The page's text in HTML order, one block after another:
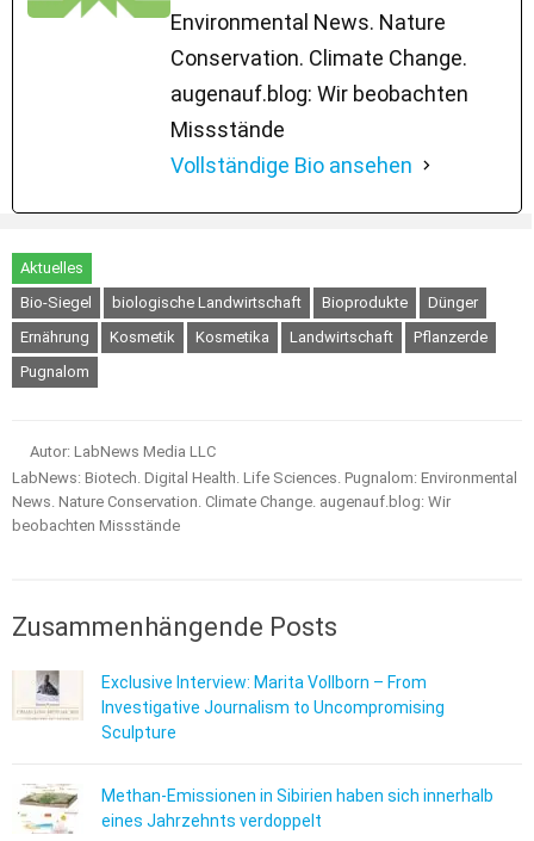
Environmental News. Nature
Conservation. Climate Change.
augenauf.blog: Wir beobachten
Missstände
Vollständige Bio ansehen
Aktuelles
Bio-Siegel
biologische Landwirtschaft Bioprodukte
Dünger
Ernährung
Kosmetik Kosmetika Landwirtschaft
Pflanzerde
Pugnalom
Autor: LabNews Media LLC
LabNews: Biotech. Digital Health. Life Sciences. Pugnalom: Environmental
News. Nature Conservation. Climate Change. augenauf.blog: Wir
beobachten Missstände
Zusammenhängende Posts
Exclusive Interview: Marita Vollborn – From
Investigative Journalism to Uncompromising
Sculpture
Methan-Emissionen in Sibirien haben sich innerhalb
eines Jahrzehnts verdoppelt